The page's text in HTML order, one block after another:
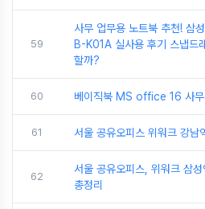
59
사무 업무용 노트북 추천!
B-K01A 실사용 후기 스냅드
할까?
60 베이직북 MS office 16 사무
61 서울 공유오피스 위워크 강
62
서울 공유오피스, 위워크 삼
총정리